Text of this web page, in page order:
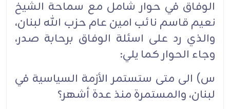
الوفاق في حوار شامل مع سماحة الشيخ
نعيم قاسم نائب امين عام حزب الله لبنان،
والذي رد على اسئلة الوفاق برحابة صدر،
وجاء الحوار كما يلي:
س) الى متى ستستمر الأزمة السياسية في
لبنان، والمستمرة منذ عدة أشهر؟